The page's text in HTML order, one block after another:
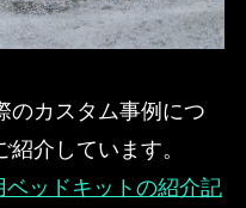
のカスタム事例につ
介しています。
ッドキットの紹介記